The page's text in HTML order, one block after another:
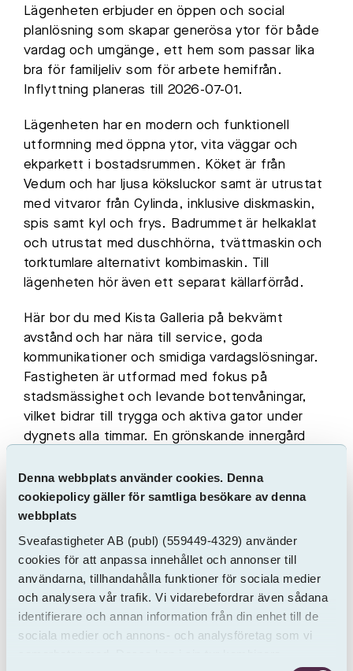
Denna webbplats använder cookies. Denna
cookiepolicy gäller för samtliga besökare av denna
webbplats
Sveafastigheter AB (publ) (559449-4329) använder
cookies för att anpassa innehållet och annonser till
användarna, tillhandahålla funktioner för sociala medier
och analysera vår trafik. Vi vidarebefordrar även sådana
identifierare och annan information från din enhet till de
sociala medier och annons- och analysföretag som vi
Lägenheten erbjuder en öppen och social
planlösning som skapar generösa ytor för både
vardag och umgänge, ett hem som passar lika
bra för familjeliv som för arbete hemifrån.
Inflyttning planeras till 2026-07-01.
Lägenheten har en modern och funktionell
utformning med öppna ytor, vita väggar och
ekparkett i bostadsrummen. Köket är från
Vedum och har ljusa köksluckor samt är utrustat
med vitvaror från Cylinda, inklusive diskmaskin,
spis samt kyl och frys. Badrummet är helkaklat
och utrustat med duschhörna, tvättmaskin och
torktumlare alternativt kombimaskin. Till
lägenheten hör även ett separat källarförråd.
Här bor du med Kista Galleria på bekvämt
avstånd och har nära till service, goda
kommunikationer och smidiga vardagslösningar.
Fastigheten är utformad med fokus på
stadsmässighet och levande bottenvåningar,
vilket bidrar till trygga och aktiva gator under
dygnets alla timmar. En grönskande innergård
och är utformad för att skapa en privat
trädgårdskänsla mitt i staden. I fastigheten
finns tillgång till cyckelpool och garageplats
finns att hyra separat. I samband med inflytt
erbjuds ett SL-kort per hushåll i 3 månader. Är
du intresserad, skicka ett mejl och anmäl ditt
intresse efter kontraktsskrivning.
Tack vare individuell mätning och debitering av